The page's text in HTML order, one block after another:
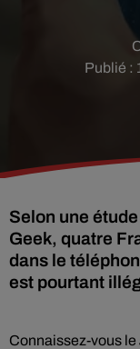
Publié :
Selon une
Geek, quatre
dans le
est pourtant
Connaissez-vous le